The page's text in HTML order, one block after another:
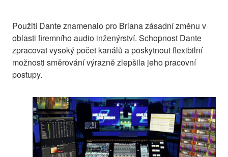
Použití Dante znamenalo pro Briana zásadní změnu v
oblasti firemního audio inženýrství. Schopnost Dante
zpracovat vysoký počet kanálů a poskytnout flexibilní
možnosti směrování výrazně zlepšila jeho pracovní
postupy.